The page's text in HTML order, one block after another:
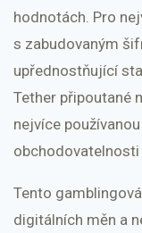
hodnotách. Pro
s zabudovaným
upřednostňující
Tether připoutané
nejvíce
obchodovatelnosti
Tento
digitálních měn a